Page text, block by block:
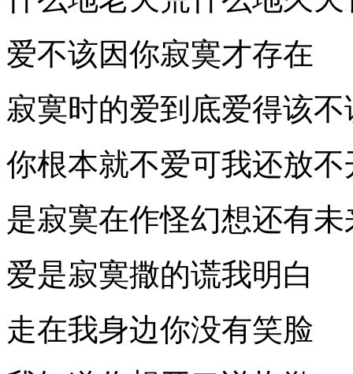
爱不该因你寂寞才存在
寂寞时的爱到底爱得该不
你根本就不爱可我还放不
是寂寞在作怪幻想还有未
爱是寂寞撒的谎我明白
走在我身边你没有笑脸